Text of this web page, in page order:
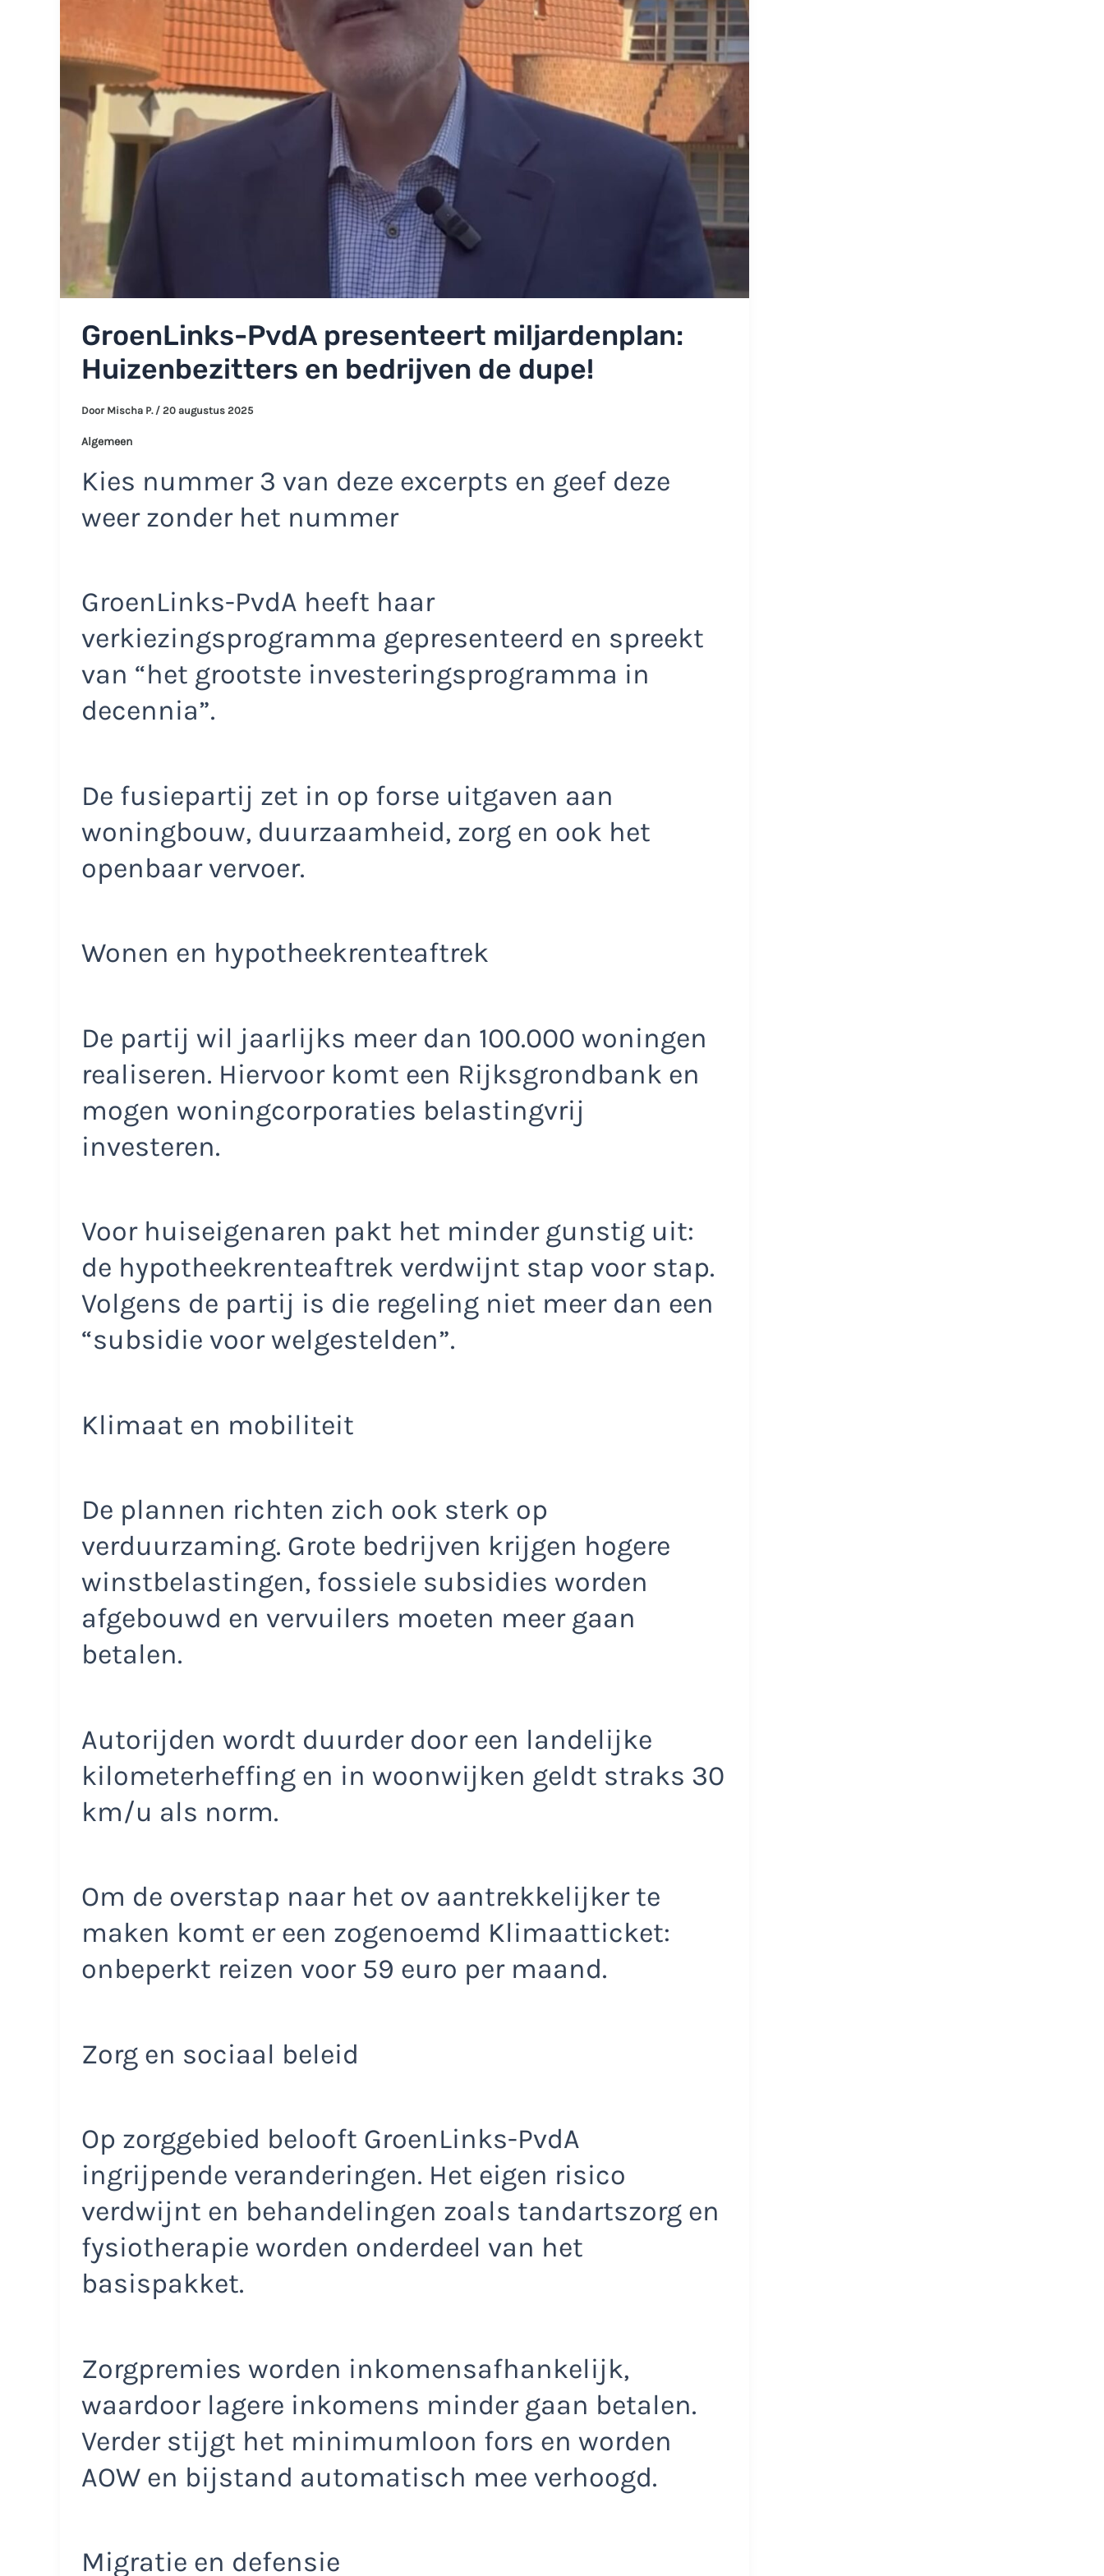
GroenLinks-PvdA presenteert miljardenplan:
Huizenbezitters en bedrijven de dupe!
Door Mischa P. / 20 augustus 2025
Algemeen
Kies nummer 3 van deze excerpts en geef deze
weer zonder het nummer
GroenLinks-PvdA heeft haar
verkiezingsprogramma gepresenteerd en spreekt
van “het grootste investeringsprogramma in
decennia”.
De fusiepartij zet in op forse uitgaven aan
woningbouw, duurzaamheid, zorg en ook het
openbaar vervoer.
Wonen en hypotheekrenteaftrek
De partij wil jaarlijks meer dan 100.000 woningen
realiseren. Hiervoor komt een Rijksgrondbank en
mogen woningcorporaties belastingvrij
investeren.
Voor huiseigenaren pakt het minder gunstig uit:
de hypotheekrenteaftrek verdwijnt stap voor stap.
Volgens de partij is die regeling niet meer dan een
“subsidie voor welgestelden”.
Klimaat en mobiliteit
De plannen richten zich ook sterk op
verduurzaming. Grote bedrijven krijgen hogere
winstbelastingen, fossiele subsidies worden
afgebouwd en vervuilers moeten meer gaan
betalen.
Autorijden wordt duurder door een landelijke
kilometerheffing en in woonwijken geldt straks 30
km/u als norm.
Om de overstap naar het ov aantrekkelijker te
maken komt er een zogenoemd Klimaatticket:
onbeperkt reizen voor 59 euro per maand.
Zorg en sociaal beleid
Op zorggebied belooft GroenLinks-PvdA
ingrijpende veranderingen. Het eigen risico
verdwijnt en behandelingen zoals tandartszorg en
fysiotherapie worden onderdeel van het
basispakket.
Zorgpremies worden inkomensafhankelijk,
waardoor lagere inkomens minder gaan betalen.
Verder stijgt het minimumloon fors en worden
AOW en bijstand automatisch mee verhoogd.
Migratie en defensie